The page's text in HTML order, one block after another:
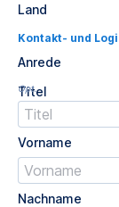
Land
Kontakt- und
Anrede
Titel
Opt.
Vorname
Nachname